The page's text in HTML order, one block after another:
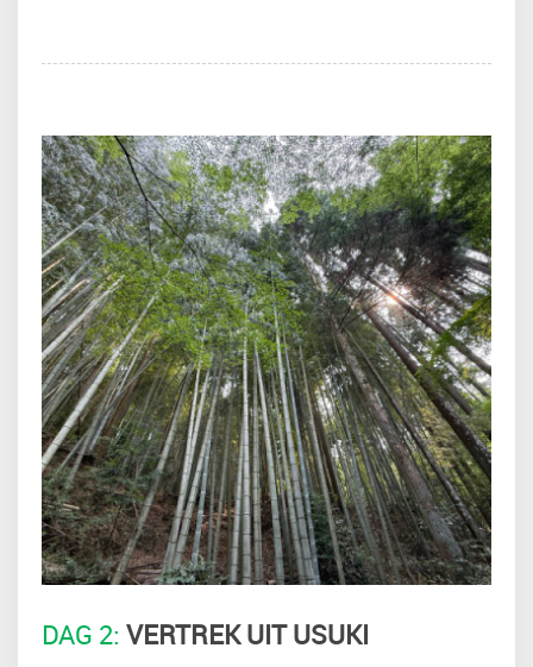
DAG 2: VERTREK UIT USUKI